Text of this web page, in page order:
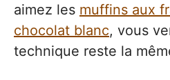
aimez les muffins aux
chocolat blanc, vous
technique reste la